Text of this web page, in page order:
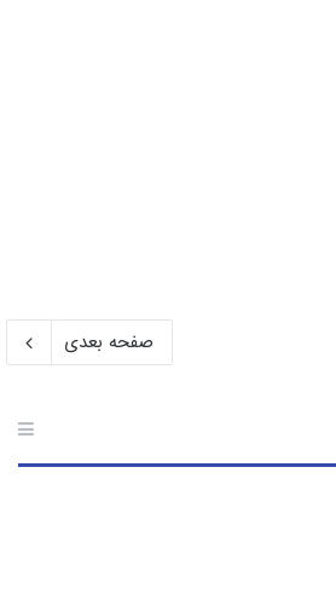
صفحه بعدی